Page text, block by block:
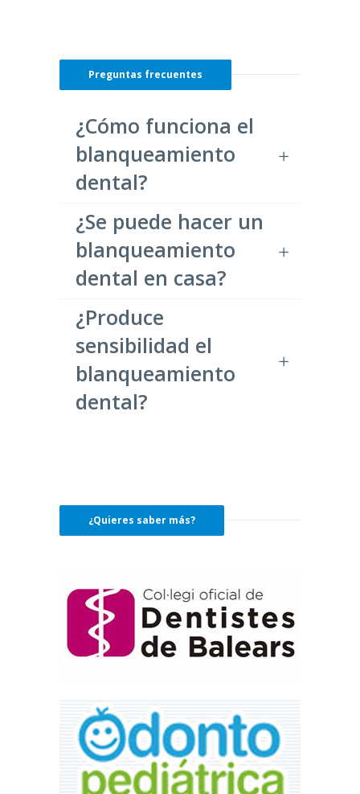
Preguntas frecuentes
¿Cómo funciona el
blanqueamiento
dental?
¿Se puede hacer un
blanqueamiento
dental en casa?
¿Produce
sensibilidad el
blanqueamiento
dental?
¿Quieres saber más?